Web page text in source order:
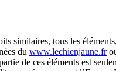
similaires, tous les
du www.lechienjaune.fr
de ces éléments est